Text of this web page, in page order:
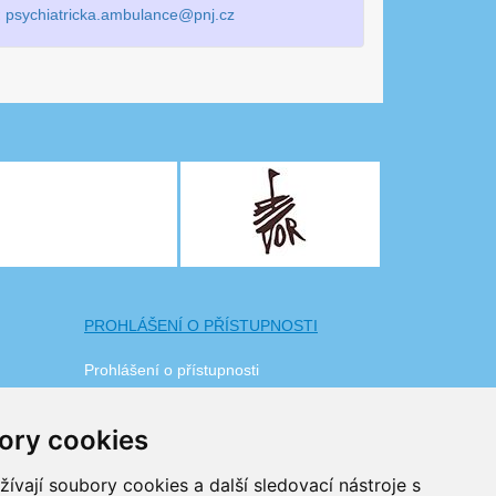
cookies
soubory cookies a další sledovací nástroje s
psychiatricka.ambulance@pnj.cz
PROHLÁŠENÍ O PŘÍSTUPNOSTI
Prohlášení o přístupnosti